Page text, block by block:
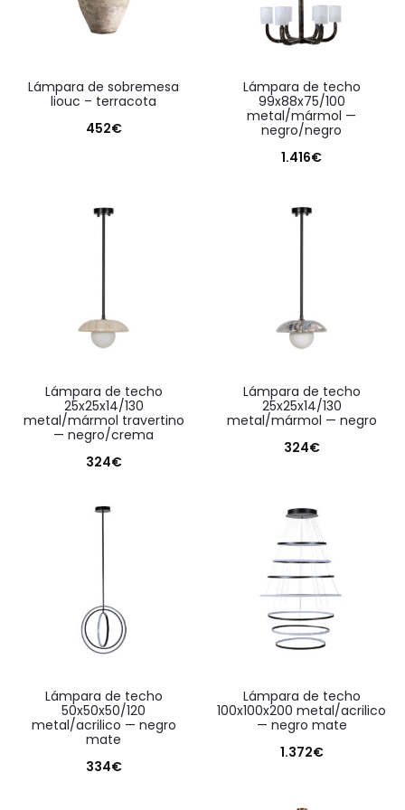
lámpara de sobremesa
liouc – terracota
452€
lámpara de techo
99x88x75/100
metal/mármol —
negro/negro
1.416€
lámpara de techo
25x25x14/130
metal/mármol travertino
— negro/crema
324€
lámpara de techo
25x25x14/130
metal/mármol — negro
324€
lámpara de techo
50x50x50/120
metal/acrilico — negro
mate
334€
lámpara de techo
100x100x200 metal/acrilico
— negro mate
1.372€